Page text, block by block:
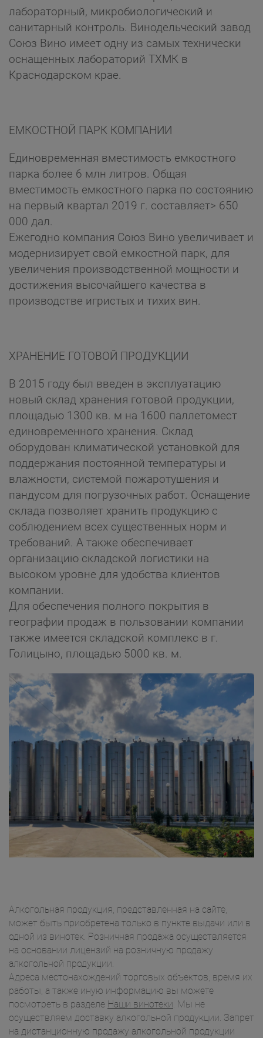
лабораторный, микробиологический и
санитарный контроль. Винодельческий завод
Союз Вино имеет одну из самых технически
оснащенных лабораторий ТХМК в
Краснодарском крае.
ЕМКОСТНОЙ ПАРК КОМПАНИИ
Единовременная вместимость емкостного
парка более 6 млн литров. Общая
вместимость емкостного парка по состоянию
на первый квартал 2019 г. составляет> 650
000 дал.
Ежегодно компания Союз Вино увеличивает и
модернизирует свой емкостной парк, для
увеличения производственной мощности и
достижения высочайшего качества в
производстве игристых и тихих вин.
ХРАНЕНИЕ ГОТОВОЙ ПРОДУКЦИИ
В 2015 году был введен в эксплуатацию
новый склад хранения готовой продукции,
площадью 1300 кв. м на 1600 паллетомест
единовременного хранения. Склад
оборудован климатической установкой для
поддержания постоянной температуры и
влажности, системой пожаротушения и
пандусом для погрузочных работ. Оснащение
склада позволяет хранить продукцию с
соблюдением всех существенных норм и
требований. А также обеспечивает
организацию складской логистики на
высоком уровне для удобства клиентов
компании.
Для обеспечения полного покрытия в
географии продаж в пользовании компании
также имеется складской комплекс в г.
Голицыно, площадью 5000 кв. м.
Алкогольная продукция, представленная на сайте,
может быть приобретена только в пункте выдачи или в
одной из винотек. Розничная продажа осуществляется
на основании лицензий на розничную продажу
алкогольной продукции.
Адреса местонахождений торговых объектов, время их
работы, а также иную информацию вы можете
посмотреть в разделе Наши винотеки. Мы не
осуществляем доставку алкогольной продукции. Запрет
на дистанционную продажу алкогольной продукции